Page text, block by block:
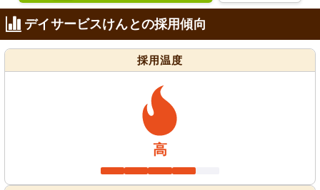
デイサービスけんとの採用傾向
採用温度
高